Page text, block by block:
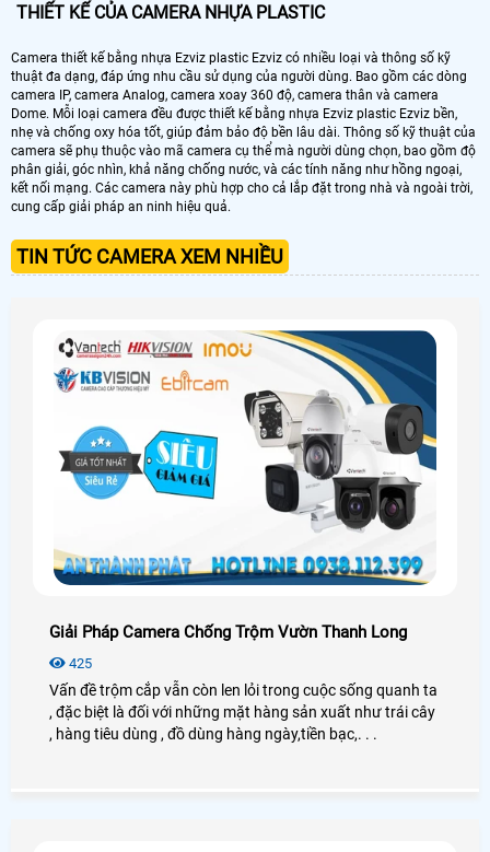
THIẾT KẾ CỦA CAMERA NHỰA PLASTIC
Camera thiết kế bằng nhựa Ezviz plastic Ezviz có nhiều loại và thông số kỹ
thuật đa dạng, đáp ứng nhu cầu sử dụng của người dùng. Bao gồm các dòng
camera IP, camera Analog, camera xoay 360 độ, camera thân và camera
Dome. Mỗi loại camera đều được thiết kế bằng nhựa Ezviz plastic Ezviz bền,
nhẹ và chống oxy hóa tốt, giúp đảm bảo độ bền lâu dài. Thông số kỹ thuật của
camera sẽ phụ thuộc vào mã camera cụ thể mà người dùng chọn, bao gồm độ
phân giải, góc nhìn, khả năng chống nước, và các tính năng như hồng ngoại,
kết nối mạng. Các camera này phù hợp cho cả lắp đặt trong nhà và ngoài trời,
cung cấp giải pháp an ninh hiệu quả.
TIN TỨC CAMERA XEM NHIỀU
Giải Pháp Camera Chống Trộm Vườn Thanh Long
425
Vấn đề trộm cắp vẫn còn len lỏi trong cuộc sống quanh ta
, đặc biệt là đối với những mặt hàng sản xuất như trái cây
, hàng tiêu dùng , đồ dùng hàng ngày,tiền bạc,. . .